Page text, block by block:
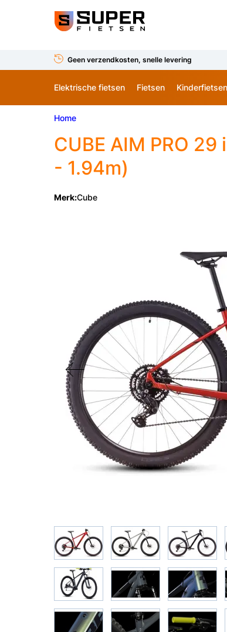
Geen verzendkosten, snelle levering
Elektrische fietsen Fietsen Kinderfietsen
Home
CUBE AIM PRO
- 1.94m)
Merk:Cube